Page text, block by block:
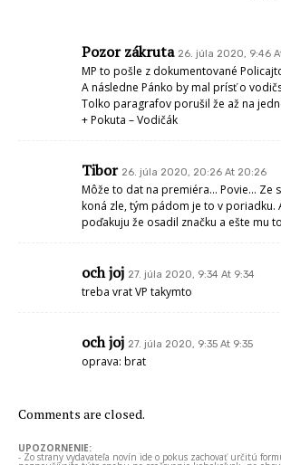
Pozor zákruta 26. júla 2020, 9:46
MP to pošle z dokumentované
A následne Pánko by mal prísť o
Tolko paragrafov porušil že až na
+ Pokuta – Vodičák
Tibor 26. júla 2020, 20:26 At 20:26
Môže to dat na premiéra… Povie… Ze
koná zle, tým pádom je to v poriadku.
poďakuju že osadil značku a ešte mu
och joj 27. júla 2020, 9:34 At 9:34
treba vrat VP takymto
och joj 27. júla 2020, 9:35 At 9:35
oprava: brat
Comments are closed.
UPOZORNENIE:
- Zo strany vydavateľa novín ide o pokus zachovať určitú